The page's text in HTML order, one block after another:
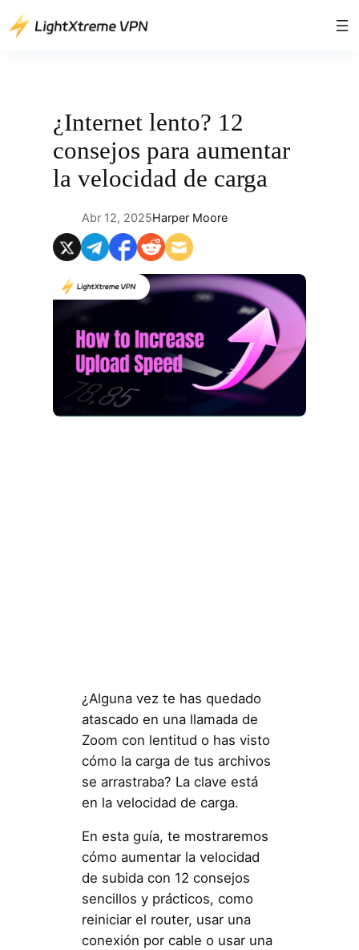
Saltar
¿Internet lento? 12
consejos para aumentar
la velocidad de carga
Abr 12, 2025Harper Moore
¿Alguna vez te has quedado
atascado en una llamada de
Zoom con lentitud o has visto
cómo la carga de tus archivos
se arrastraba? La clave está
en la velocidad de carga.
En esta guía, te mostraremos
cómo aumentar la velocidad
de subida con 12 consejos
sencillos y prácticos, como
reiniciar el router, usar una
conexión por cable o usar una